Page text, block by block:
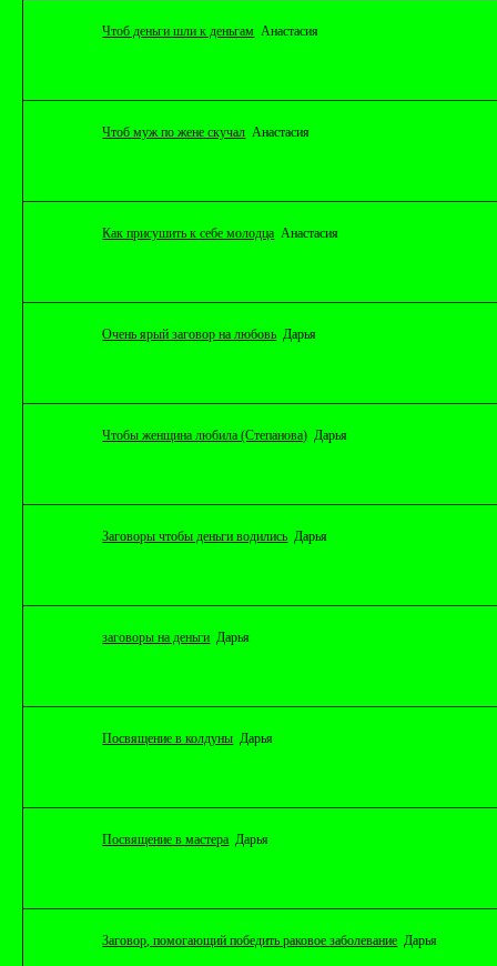
Чтоб деньги шли к деньгам Анастасия
Чтоб муж по жене скучал Анастасия
Как присушить к себе молодца Анастасия
Очень ярый за­го­вор на лю­бовь Дарья
Чтобы женщина любила (Степанова) Дарья
Заговоры чтобы деньги водились Дарья
заговоры на деньги Дарья
Посвящение в колдуны Дарья
Посвящение в мастера Дарья
Заговор, помогающий победить раковое заболевание Дарья